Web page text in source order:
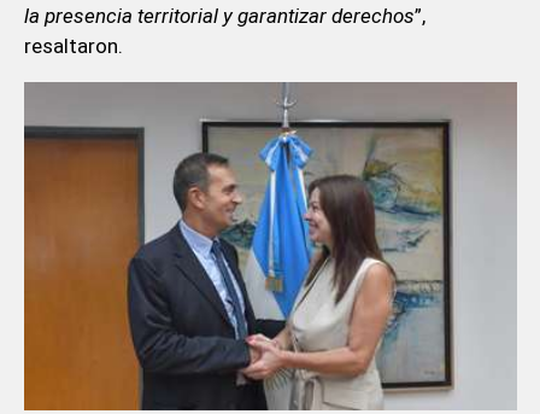
la presencia territorial y garantizar derechos”,
resaltaron.